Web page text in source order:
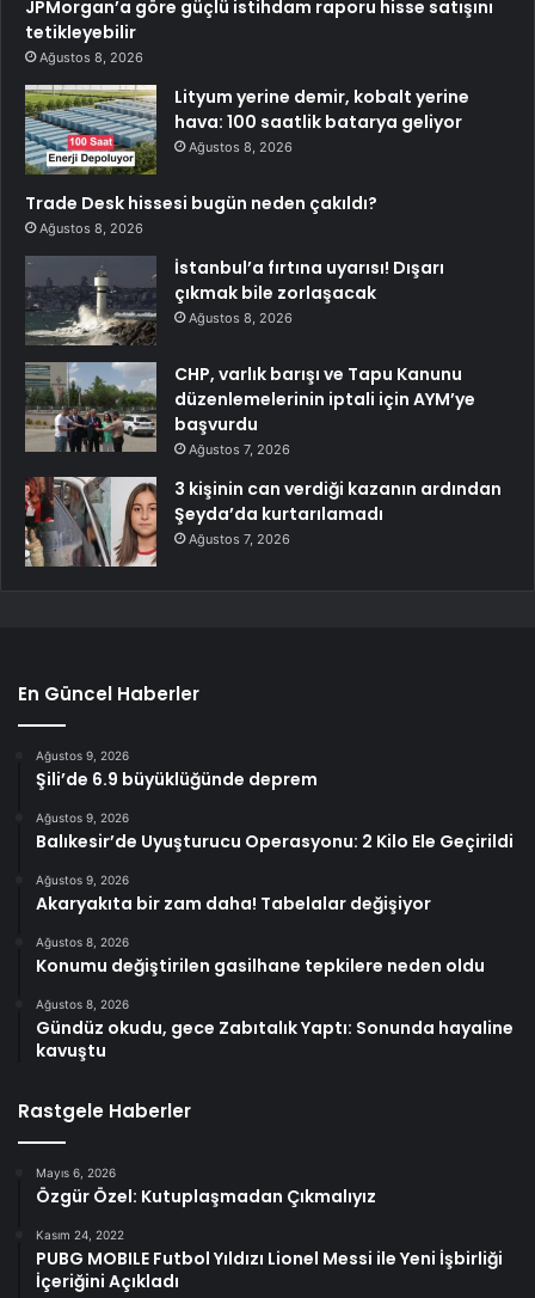
JPMorgan’a göre güçlü istihdam raporu hisse satışını
tetikleyebilir
Ağustos 8, 2026
Lityum yerine demir, kobalt yerine
hava: 100 saatlik batarya geliyor
Ağustos 8, 2026
Trade Desk hissesi bugün neden çakıldı?
Ağustos 8, 2026
İstanbul’a fırtına uyarısı! Dışarı
çıkmak bile zorlaşacak
Ağustos 8, 2026
CHP, varlık barışı ve Tapu Kanunu
düzenlemelerinin iptali için AYM’ye
başvurdu
Ağustos 7, 2026
3 kişinin can verdiği kazanın ardından
Şeyda’da kurtarılamadı
Ağustos 7, 2026
En Güncel Haberler
Ağustos 9, 2026
Şili’de 6.9 büyüklüğünde deprem
Ağustos 9, 2026
Balıkesir’de Uyuşturucu Operasyonu: 2 Kilo Ele Geçirildi
Ağustos 9, 2026
Akaryakıta bir zam daha! Tabelalar değişiyor
Ağustos 8, 2026
Konumu değiştirilen gasilhane tepkilere neden oldu
Ağustos 8, 2026
Gündüz okudu, gece Zabıtalık Yaptı: Sonunda hayaline
kavuştu
Rastgele Haberler
Mayıs 6, 2026
Özgür Özel: Kutuplaşmadan Çıkmalıyız
Kasım 24, 2022
PUBG MOBILE Futbol Yıldızı Lionel Messi ile Yeni İşbirliği
İçeriğini Açıkladı